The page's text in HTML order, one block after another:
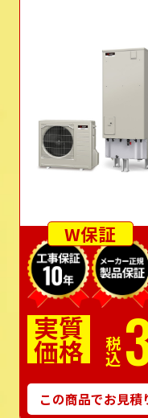
W保証
実質
価格 税込
この商品でお見積